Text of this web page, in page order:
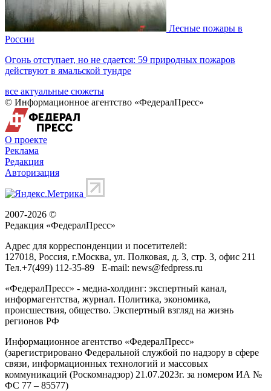
Лесные пожары в
России
Огонь отступает, но не сдается: 59 природных пожаров
действуют в ямальской тундре
все актуальные сюжеты
© Информационное агентство «ФедералПресс»
О проекте
Реклама
Редакция
Авторизация
2007-2026 ©
Редакция «ФедералПресс»
Адрес для корреспонденции и посетителей:
127018, Россия, г.Москва, ул. Полковая, д. 3, стр. 3, офис 211
Тел.+7(499) 112-35-89 E-mail: news@fedpress.ru
«ФедералПресс» - медиа-холдинг: экспертный канал,
информагентства, журнал. Политика, экономика,
происшествия, общество. Экспертный взгляд на жизнь
регионов РФ
Информационное агентство «ФедералПресс»
(зарегистрировано Федеральной службой по надзору в сфере
связи, информационных технологий и массовых
коммуникаций (Роскомнадзор) 21.07.2023г. за номером ИА №
ФС 77 – 85577)